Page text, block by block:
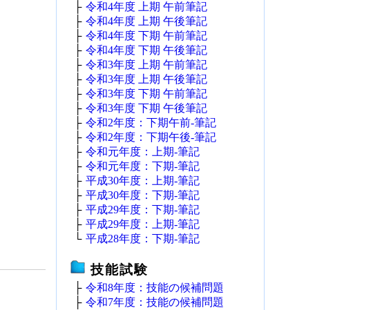
├ 令和4年度 上期 午前筆記
├ 令和4年度 上期 午後筆記
├ 令和4年度 下期 午前筆記
├ 令和4年度 下期 午後筆記
├ 令和3年度 上期 午前筆記
├ 令和3年度 上期 午後筆記
├ 令和3年度 下期 午前筆記
├ 令和3年度 下期 午後筆記
├ 令和2年度：下期午前‐筆記
├ 令和2年度：下期午後‐筆記
├ 令和元年度：上期‐筆記
├ 令和元年度：下期‐筆記
├ 平成30年度：上期‐筆記
├ 平成30年度：下期‐筆記
├ 平成29年度：下期‐筆記
├ 平成29年度：上期‐筆記
└ 平成28年度：下期‐筆記
技能試験
├ 令和8年度：技能の候補問題
├ 令和7年度：技能の候補問題